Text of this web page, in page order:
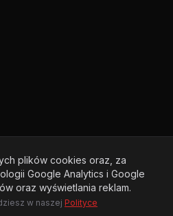
Wszelkie prawa zastrzeżone.
plików cookies oraz, za
Google Analytics i Google
oraz wyświetlania reklam.
w naszej Polityce